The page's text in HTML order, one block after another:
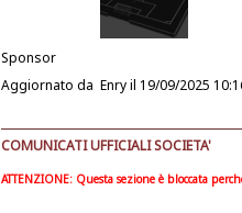
Sponsor
Aggiornato da Enryil 19/09/2025
COMUNICATI UFFICIALI SOCIETA'
ATTENZIONE: Questa sezione è bloccata